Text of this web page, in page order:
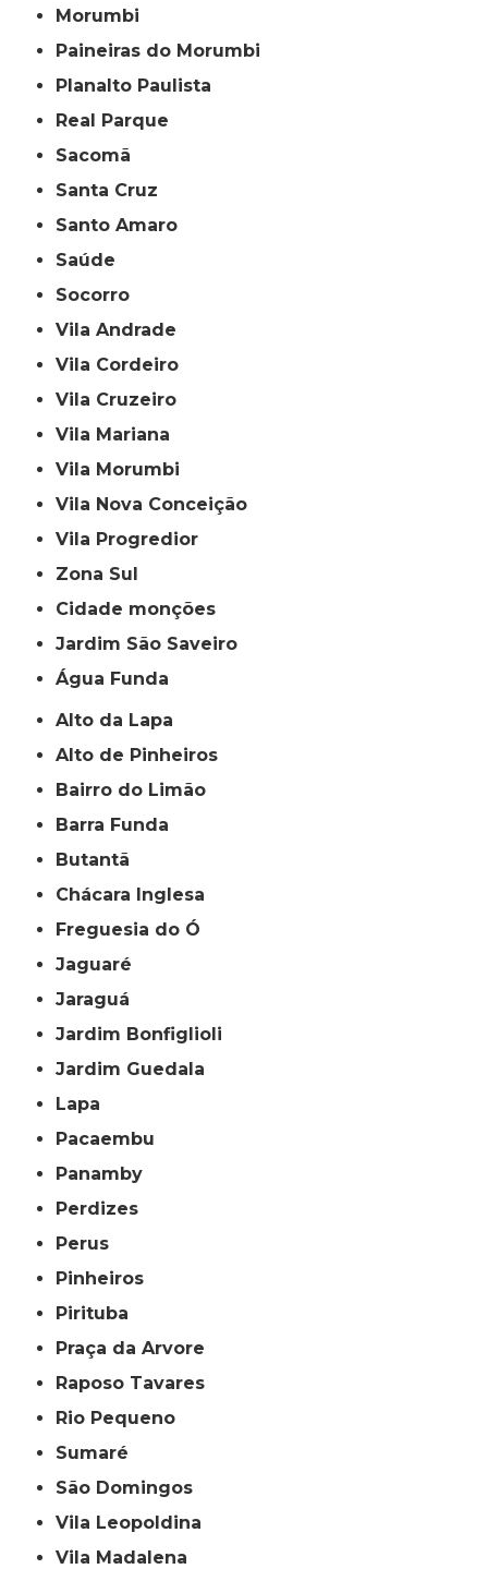
Morumbi
Paineiras do Morumbi
Planalto Paulista
Real Parque
Sacomã
Santa Cruz
Santo Amaro
Saúde
Socorro
Vila Andrade
Vila Cordeiro
Vila Cruzeiro
Vila Mariana
Vila Morumbi
Vila Nova Conceição
Vila Progredior
Zona Sul
cidade monções
jardim São Saveiro
Água Funda
Alto da Lapa
Alto de Pinheiros
Bairro do Limão
Barra Funda
Butantã
Chácara Inglesa
Freguesia do Ó
Jaguaré
Jaraguá
Jardim Bonfiglioli
Jardim Guedala
Lapa
Pacaembu
Panamby
Perdizes
Perus
Pinheiros
Pirituba
Praça da Arvore
Raposo Tavares
Rio Pequeno
Sumaré
São Domingos
Vila Leopoldina
Vila Madalena